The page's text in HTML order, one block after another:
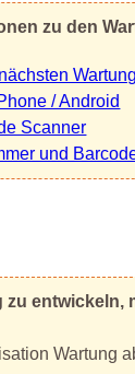
zu den
/ Android
Scanner
und
entwickeln,
Wartung